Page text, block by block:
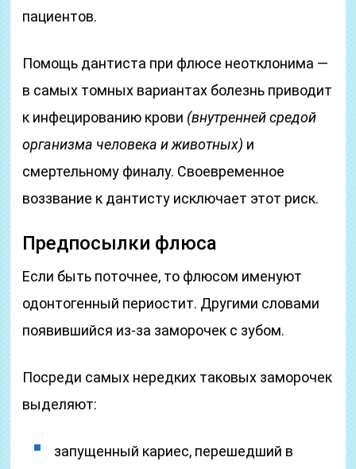
пациентов.
Помощь дантиста при флюсе неотклонима —
в самых томных вариантах болезнь приводит
к инфецированию крови (внутренней средой
организма человека и животных) и
смертельному финалу. Своевременное
воззвание к дантисту исключает этот риск.
Предпосылки флюса
Если быть поточнее, то флюсом именуют
одонтогенный периостит. Другими словами
появившийся из-за заморочек с зубом.
Посреди самых нередких таковых заморочек
выделяют:
запущенный кариес, перешедший в